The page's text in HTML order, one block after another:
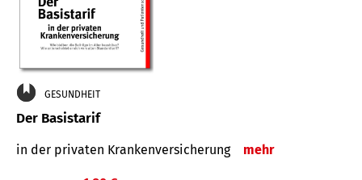
GESUNDHEIT
Der Basistarif
in der privaten Kran­ken­ver­siche­rung mehr